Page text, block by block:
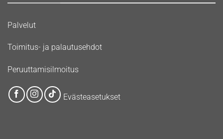
Palvelut
Toimitus- ja palautusehdot
Peruuttamisilmoitus
Evästeasetukset